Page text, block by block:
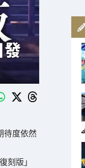
發
待度依然
刻版」